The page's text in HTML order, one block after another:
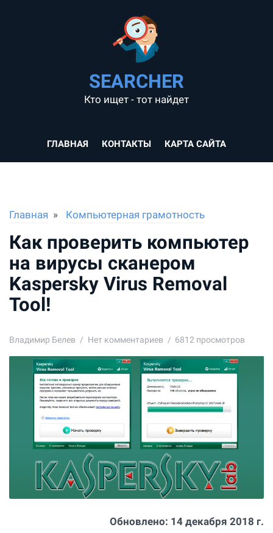
SEARCHER
Кто ищет - тот найдет
ГЛАВНАЯ КОНТАКТЫ КАРТА САЙТА
Главная Компьютерная грамотность
Как проверить компьютер
на вирусы сканером
Kaspersky Virus Removal
Tool!
Владимир Белев Нет комментариев 6812 просмотров
Обновлено: 14 декабря 2018 г.